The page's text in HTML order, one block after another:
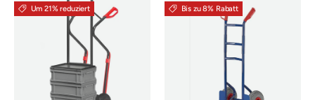
Um 21% reduziert Bis zu 8% Rabatt